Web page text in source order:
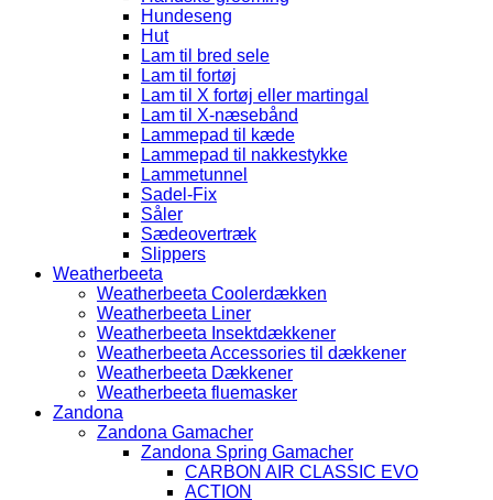
Hundeseng
Hut
Lam til bred sele
Lam til fortøj
Lam til X fortøj eller martingal
Lam til X-næsebånd
Lammepad til kæde
Lammepad til nakkestykke
Lammetunnel
Sadel-Fix
Såler
Sædeovertræk
Slippers
Weatherbeeta
Weatherbeeta Coolerdækken
Weatherbeeta Liner
Weatherbeeta Insektdækkener
Weatherbeeta Accessories til dækkener
Weatherbeeta Dækkener
Weatherbeeta fluemasker
Zandona
Zandona Gamacher
Zandona Spring Gamacher
CARBON AIR CLASSIC EVO
ACTION